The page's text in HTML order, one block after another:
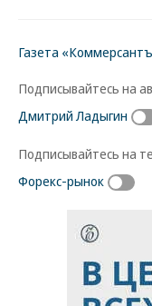
Газета
Подписывайтесь на
Дмитрий Ладыгин
Подписывайтесь на
Форекс-рынок